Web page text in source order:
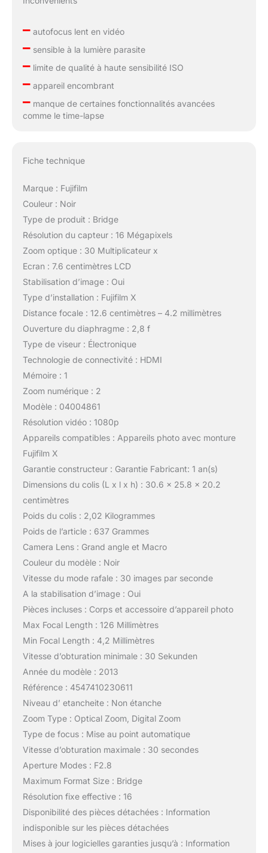
–autofocus lent en vidéo
–sensible à la lumière parasite
–limite de qualité à haute sensibilité ISO
–appareil encombrant
–manque de certaines fonctionnalités avancées
comme le time-lapse
Fiche technique
Marque : Fujifilm
Couleur : Noir
Type de produit : Bridge
Résolution du capteur : 16 Mégapixels
Zoom optique : 30 Multiplicateur x
Ecran : 7.6 centimètres LCD
Stabilisation d’image : Oui
Type d’installation : Fujifilm X
Distance focale : 12.6 centimètres – 4.2 millimètres
Ouverture du diaphragme : 2,8 f
Type de viseur : Électronique
Technologie de connectivité : HDMI
Mémoire : 1
Zoom numérique : 2
Modèle : 04004861
Résolution vidéo : 1080p
Appareils compatibles : Appareils photo avec monture
Fujifilm X
Garantie constructeur : Garantie Fabricant: 1 an(s)
Dimensions du colis (L x l x h) : 30.6 x 25.8 x 20.2
centimètres
Poids du colis : 2,02 Kilogrammes
Poids de l’article : 637 Grammes
Camera Lens : Grand angle et Macro
Couleur du modèle : Noir
Vitesse du mode rafale : 30 images par seconde
A la stabilisation d’image : Oui
Pièces incluses : Corps et accessoire d’appareil photo
Max Focal Length : 126 Millimètres
Min Focal Length : 4,2 Millimètres
Vitesse d’obturation minimale : 30 Sekunden
Année du modèle : 2013
Référence : 4547410230611
Niveau d’ etancheite : Non étanche
Zoom Type : Optical Zoom, Digital Zoom
Type de focus : Mise au point automatique
Vitesse d’obturation maximale : 30 secondes
Aperture Modes : F2.8
Maximum Format Size : Bridge
Résolution fixe effective : 16
Disponibilité des pièces détachées : Information
indisponible sur les pièces détachées
Mises à jour logicielles garanties jusqu’à : Information